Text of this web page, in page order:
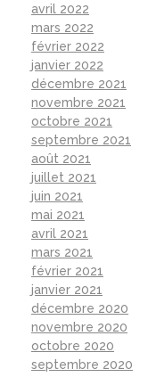
avril 2022
mars 2022
février 2022
janvier 2022
décembre 2021
novembre 2021
octobre 2021
septembre 2021
août 2021
juillet 2021
juin 2021
mai 2021
avril 2021
mars 2021
février 2021
janvier 2021
décembre 2020
novembre 2020
octobre 2020
septembre 2020